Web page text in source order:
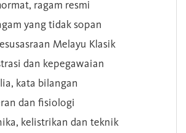
ragam resmi
yang tidak sopan
Melayu Klasik
dan kepegawaian
kata bilangan
dan fisiologi
kelistrikan dan teknik